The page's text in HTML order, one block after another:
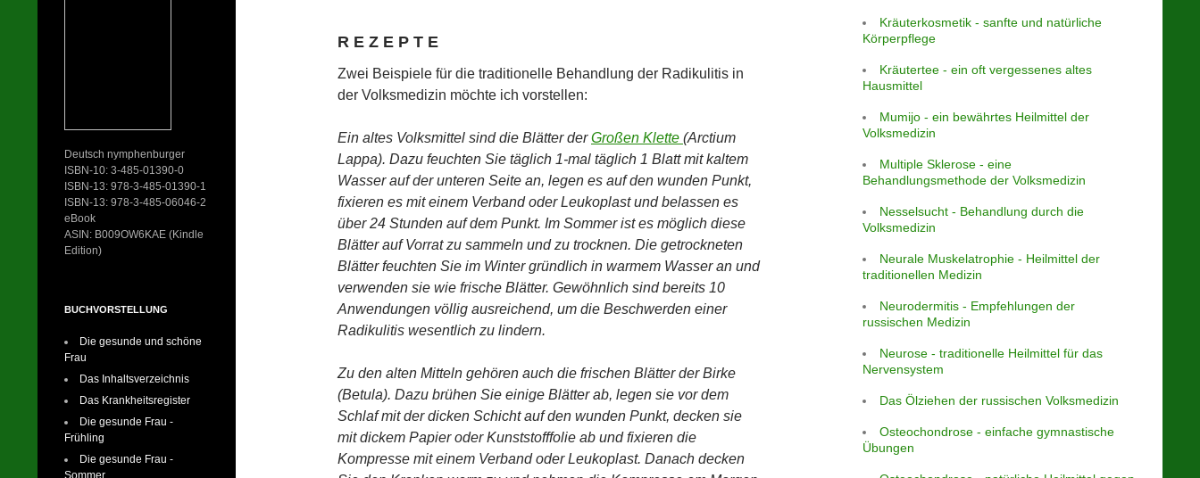
R E Z E P T E
Zwei Beispiele für die traditionelle Behandlung der Radikulitis in
der Volksmedizin möchte ich vorstellen:
Ein altes Volksmittel sind die Blätter derGroßen Klette (Arctium
Lappa). Dazu feuchten Sie täglich 1-mal täglich 1 Blatt mit kaltem
Wasser auf der unteren Seite an, legen es auf den wunden Punkt,
fixieren es mit einem Verband oder Leukoplast und belassen es
über 24 Stunden auf dem Punkt. Im Sommer ist es möglich diese
Blätter auf Vorrat zu sammeln und zu trocknen. Die getrockneten
Blätter feuchten Sie im Winter gründlich in warmem Wasser an und
verwenden sie wie frische Blätter. Gewöhnlich sind bereits 10
Anwendungen völlig ausreichend, um die Beschwerden einer
Radikulitis wesentlich zu lindern.
Zu den alten Mitteln gehören auch die frischen Blätter der Birke
(Betula). Dazu brühen Sie einige Blätter ab, legen sie vor dem
Schlaf mit der dicken Schicht auf den wunden Punkt, decken sie
mit dickem Papier oder Kunststofffolie ab und fixieren die
Kompresse mit einem Verband oder Leukoplast. Danach decken
Kräuterkosmetik - sanfte und natürliche
Körperpflege
Kräutertee - ein oft vergessenes altes
Hausmittel
Mumijo - ein bewährtes Heilmittel der
Volksmedizin
Multiple Sklerose - eine
Behandlungsmethode der Volksmedizin
Nesselsucht - Behandlung durch die
Volksmedizin
Neurale Muskelatrophie - Heilmittel der
traditionellen Medizin
Neurodermitis - Empfehlungen der
russischen Medizin
Neurose - traditionelle Heilmittel für das
Nervensystem
Das Ölziehen der russischen Volksmedizin
Osteochondrose - einfache gymnastische
Übungen
Deutsch nymphenburger
ISBN-10: 3-485-01390-0
ISBN-13: 978-3-485-01390-1
ISBN-13: 978-3-485-06046-2
eBook
ASIN: B009OW6KAE (Kindle
Edition)
BUCHVORSTELLUNG
Die gesunde und schöne
Frau
Das Inhaltsverzeichnis
Das Krankheitsregister
Die gesunde Frau -
Frühling
Die gesunde Frau -
Sommer